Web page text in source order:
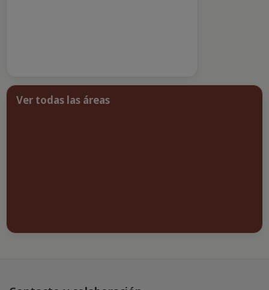
Ver todas las áreas